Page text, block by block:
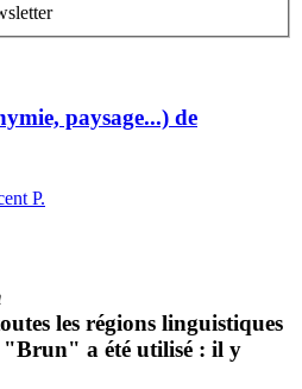
paysage...) de
P.
les régions linguistiques
"Brun" a été utilisé : il y